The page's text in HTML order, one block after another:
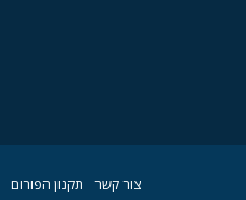
צור קשר תקנון הפורום